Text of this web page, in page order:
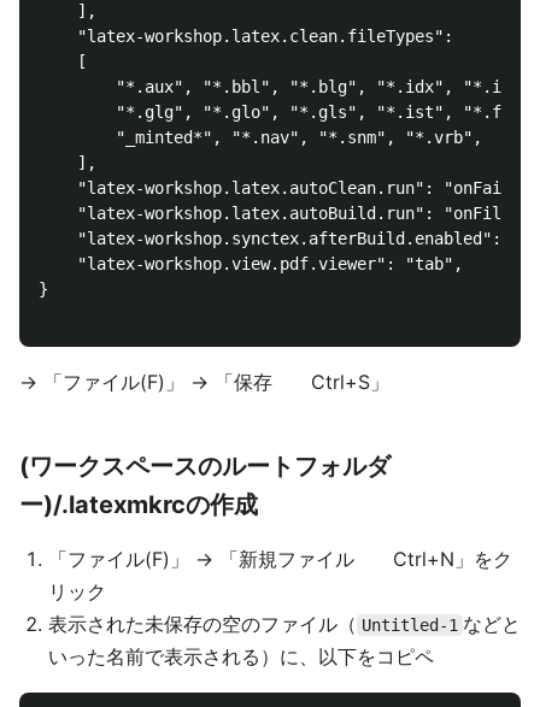
    ],
    "latex-workshop.latex.clean.fileTypes":
    [
"*.aux", "*.bbl", "*.blg", "*.idx",
"*.glg", "*.glo", "*.gls", "*.ist",
        "_minted*", "*.nav", "*.snm", "*.vrb",
    ],
"latex-workshop.latex.autoClean.run":
"latex-workshop.latex.autoBuild.run":
"latex-workshop.synctex.afterBuild.enabled":
    "latex-workshop.view.pdf.viewer": "tab",
}
→ 「ファイル(F)」 → 「保存 Ctrl+S」
(ワークスペースのルートフォルダ
ー)/.latexmkrcの作成
「ファイル(F)」 → 「新規ファイル Ctrl+N」をク
リック
表示された未保存の空のファイル（ Untitled-1 などと
いった名前で表示される）に、以下をコピペ